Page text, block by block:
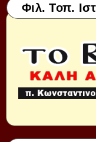
Φιλ. Τοπ.